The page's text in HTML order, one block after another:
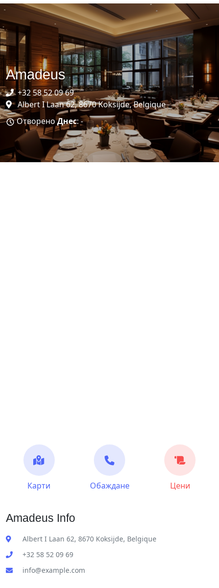
Amadeus
+32 58 52 09 69
Albert I Laan 62, 8670 Koksijde, Belgique
ОтвореноДнес: -
Карти Обаждане Цени
Amadeus Info
Albert I Laan 62, 8670 Koksijde, Belgique
+32 58 52 09 69
info@example.com